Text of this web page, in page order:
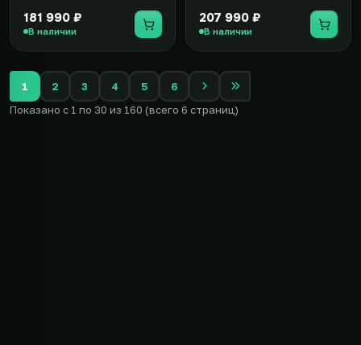
181 990 ₽
В наличии
207 990 ₽
В наличии
1 2 3 4 5
6
Показано с 1 по 30 из 160 (всего 6 страниц)